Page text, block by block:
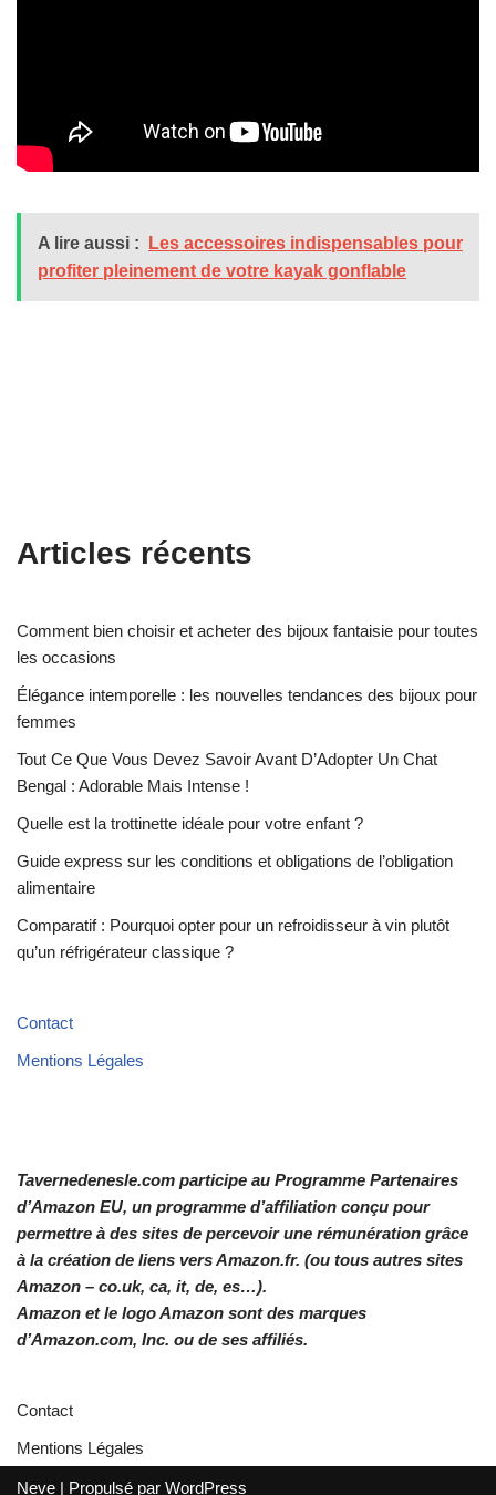
A lire aussi :
Les accessoires indispensables pour
profiter pleinement de votre kayak gonflable
Articles récents
Comment bien choisir et acheter des bijoux fantaisie pour toutes
les occasions
Élégance intemporelle : les nouvelles tendances des bijoux pour
femmes
Tout Ce Que Vous Devez Savoir Avant D’Adopter Un Chat
Bengal : Adorable Mais Intense !
Quelle est la trottinette idéale pour votre enfant ?
Guide express sur les conditions et obligations de l’obligation
alimentaire
Comparatif : Pourquoi opter pour un refroidisseur à vin plutôt
qu’un réfrigérateur classique ?
Contact
Mentions Légales
Tavernedenesle.com participe au Programme Partenaires
d’Amazon EU, un programme d’affiliation conçu pour
permettre à des sites de percevoir une rémunération grâce
à la création de liens vers Amazon.fr. (ou tous autres sites
Amazon – co.uk, ca, it, de, es…).
Amazon et le logo Amazon sont des marques
d’Amazon.com, Inc. ou de ses affiliés.
Contact
Mentions Légales
Neve | Propulsé par WordPress